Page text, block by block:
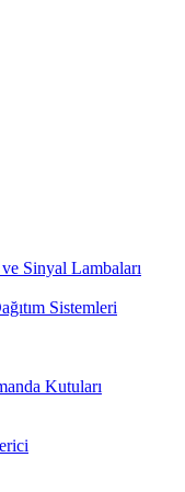
Sinyal Lambaları
Sistemleri
Kutuları